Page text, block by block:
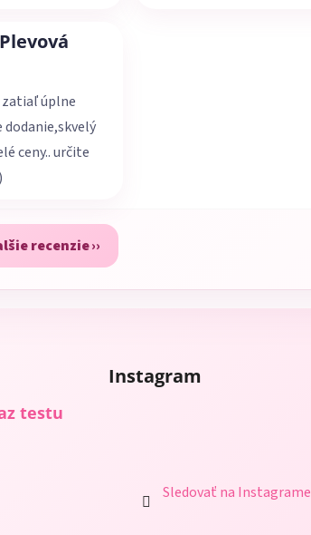
je 5 z 5 hviezdičiek.
úplne
dodanie,skvelý
ceny.. určite
recenzie
testu
Instagram
Sledovať na Instagrame